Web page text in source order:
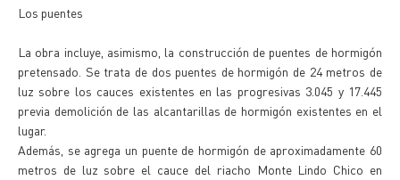
Los puentes
La obra incluye, asimismo, la construcción de puentes de hormigón
pretensado. Se trata de dos puentes de hormigón de 24 metros de
luz sobre los cauces existentes en las progresivas 3.045 y 17.445
previa demolición de las alcantarillas de hormigón existentes en el
lugar.
Además, se agrega un puente de hormigón de aproximadamente 60
metros de luz sobre el cauce del riacho Monte Lindo Chico en